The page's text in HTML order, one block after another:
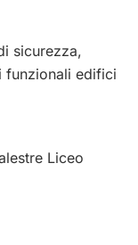
sicurezza,
funzionali edifici
Liceo